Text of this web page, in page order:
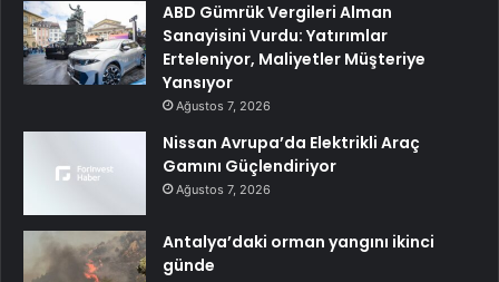
ABD Gümrük Vergileri Alman
Sanayisini Vurdu: Yatırımlar
Erteleniyor, Maliyetler Müşteriye
Yansıyor
Ağustos 7, 2026
Nissan Avrupa’da Elektrikli Araç
Gamını Güçlendiriyor
Ağustos 7, 2026
Antalya’daki orman yangını ikinci
günde